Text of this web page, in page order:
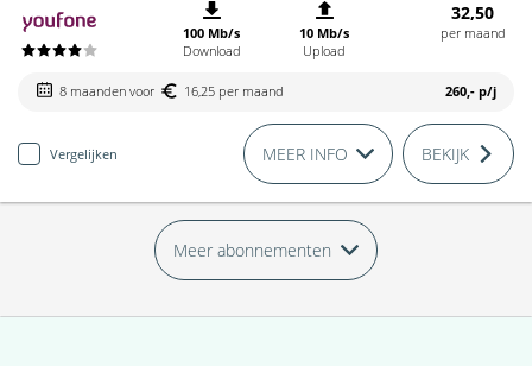
100 Mb/s
Download
10 Mb/s
Upload
32,50
per maand
8 maanden voor 16,25 per maand 260,- p/j
Vergelijken MEER INFO BEKIJK
Meer abonnementen